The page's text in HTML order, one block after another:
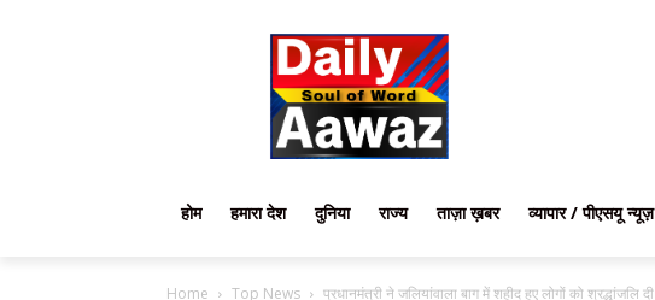
होम हमारा देश दुनिया राज्य ताज़ा ख़बर व्यापार / पीएसयू न्यूज़
Home Top News प्रधानमंत्री ने जलियांवाला बाग में शहीद हुए लोगों को श्रद्धांजलि दी